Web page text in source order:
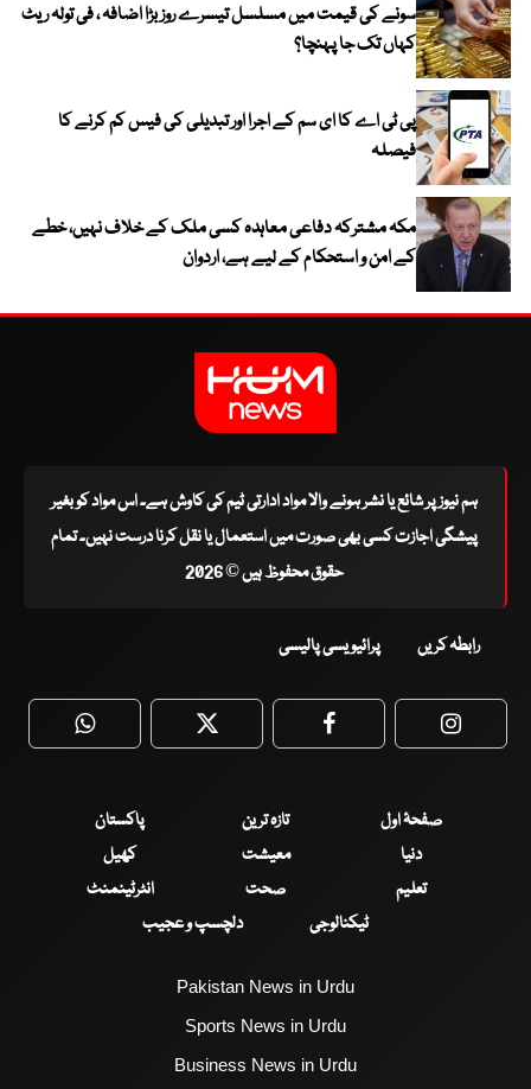
سونے کی قیمت میں مسلسل تیسرے روز بڑا اضافہ ، فی تولہ ریٹ
کہاں تک جا پہنچا؟
پی ٹی اے کا ای سم کے اجرا اور تبدیلی کی فیس کم کرنے کا
فیصلہ
مکہ مشترکہ دفاعی معاہدہ کسی ملک کے خلاف نہیں، خطے
کے امن و استحکام کے لیے ہے، اردوان
ہم نیوز پر شائع یا نشر ہونے والا مواد ادارتی ٹیم کی کاوش ہے۔ اس مواد کو بغیر
پیشگی اجازت کسی بھی صورت میں استعمال یا نقل کرنا درست نہیں۔ تمام
حقوق محفوظ ہیں © 2026
رابطہ کریں پرائیویسی پالیسی
WhatsApp Twitter Facebook
صفحۂ اول تازہ ترین
پاکستان
دنیا
معیشت
کھیل
تعلیم
صحت
انٹرٹینمنٹ
ٹیکنالوجی
دلچسپ و عجیب
Pakistan News in Urdu
Sports News in Urdu
Business News in Urdu